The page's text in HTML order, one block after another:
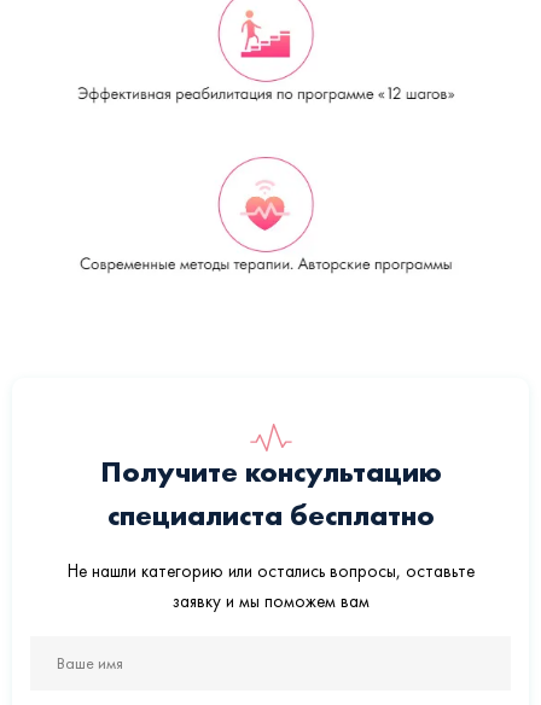
Получите консультацию
специалиста бесплатно
Не нашли категорию или остались вопросы, оставьте
заявку и мы поможем вам